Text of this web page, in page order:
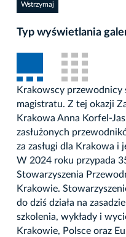
Wstrzymaj
Typ wyświetlania
Krakowscy
magistratu. Z tej okazji
Krakowa Anna Korfel-
zasłużonych
za zasługi dla Krakowa i
W 2024 roku przypada
Stowarzyszenia
Krakowie.
do dziś działa na
szkolenia, wykłady i
Krakowie, Polsce oraz